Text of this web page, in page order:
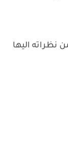
نظراته اليها